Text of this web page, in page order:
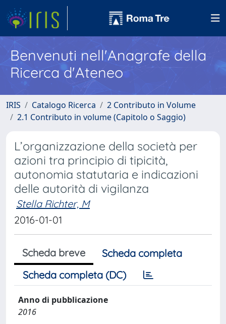
Benvenuti nell'Anagrafe della
Ricerca d'Ateneo
IRIS Catalogo Ricerca
2 Contributo in Volume
2.1 Contributo in volume (Capitolo o Saggio)
L’organizzazione della società per
azioni tra principio di tipicità,
autonomia statutaria e indicazioni
delle autorità di vigilanza
Stella Richter, M
2016-01-01
Scheda breve
Scheda completa
Scheda completa (DC)
Anno di pubblicazione
2016